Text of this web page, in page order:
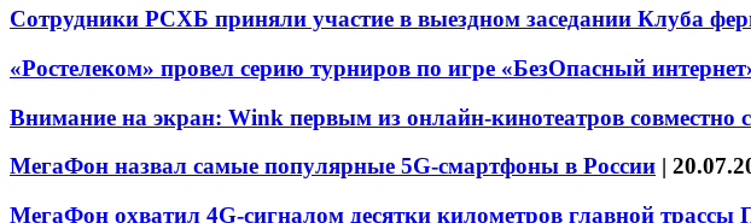
Сотрудники РСХБ приняли участие в выездном заседании Клуба
«Ростелеком» провел серию турниров по игре «БезОпасный
Внимание на экран: Wink первым из онлайн-кинотеатров совместно
МегаФон назвал самые популярные 5G-смартфоны в России |
МегаФон охватил 4G-сигналом десятки километров главной трассы